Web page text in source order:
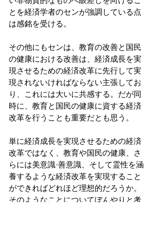
とを経済学者のセンが強調している点
は感銘を受ける。
その他にもセンは、教育の改善と国民
の健康における改善は、経済成長を実
現させるための経済改革に先行して実
現されないければならない主張してお
り、これには大いに共感する。だが同
時に、教育と国民の健康に資する経済
改革を行うことも重要だとも思う。
単に経済成長を実現させるための経済
改革ではなく、教育や国民の健康、さ
らには美意識·善意識、そして霊性を涵
養するような経済改革を実現すること
ができればどれほど理想的だろうか。
そのようなことについてぼんやりと考